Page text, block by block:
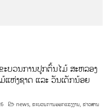
ະບວນການປູກຕົ້ນໄມ້ ສະຫລອງ
ແຫ່ງຊາດ ແລະ ວັນເດັກນ້ອຍ
news ,ຂະບວນການອອກແຮງງານ ,ຂ່າວສານ